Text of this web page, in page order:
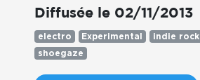
Diffusée le 02/11/2013
electro Experimental
indie rock
shoegaze